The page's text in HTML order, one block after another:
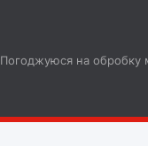
Погоджуюся на обробку